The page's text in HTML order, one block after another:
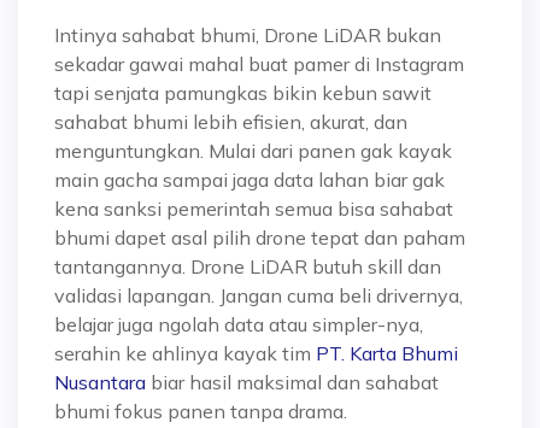
Intinya sahabat bhumi, Drone LiDAR bukan
sekadar gawai mahal buat pamer di Instagram
tapi senjata pamungkas bikin kebun sawit
sahabat bhumi lebih efisien, akurat, dan
menguntungkan. Mulai dari panen gak kayak
main gacha sampai jaga data lahan biar gak
kena sanksi pemerintah semua bisa sahabat
bhumi dapet asal pilih drone tepat dan paham
tantangannya. Drone LiDAR butuh skill dan
validasi lapangan. Jangan cuma beli drivernya,
belajar juga ngolah data atau simpler-nya,
serahin ke ahlinya kayak tim PT. Karta Bhumi
Nusantara biar hasil maksimal dan sahabat
bhumi fokus panen tanpa drama.